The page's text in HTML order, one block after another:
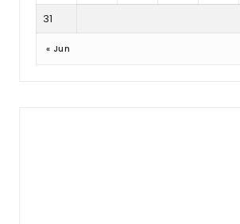
31
« Jun